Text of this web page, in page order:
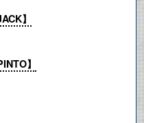
】
】